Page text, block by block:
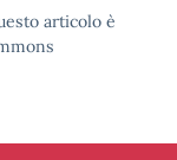
articolo è